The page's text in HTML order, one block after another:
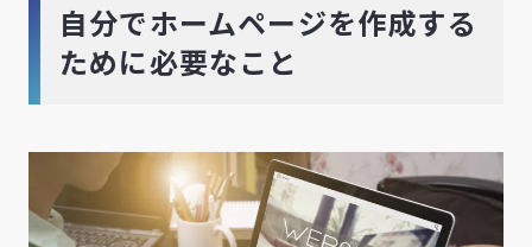
自分でホームページを作成する
ために必要なこと